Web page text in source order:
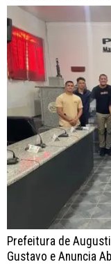
Prefeitura de
Gustavo e Anuncia